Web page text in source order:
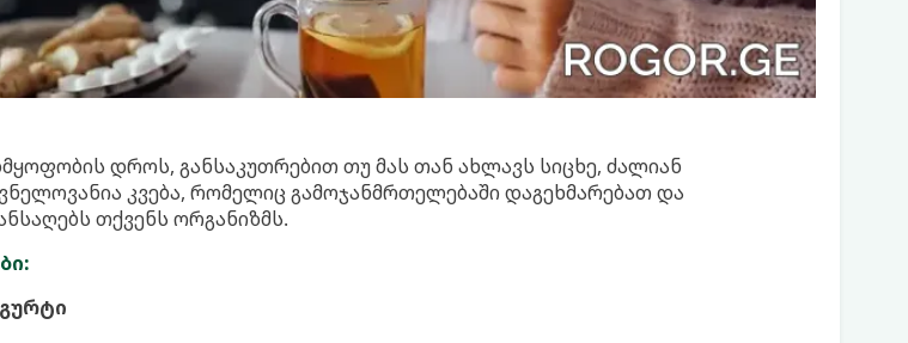
დროს, განსაკუთრებით თუ მას თან ახლავს სიცხე, ძალიან
კვება, რომელიც გამოჯანმრთელებაში დაგეხმარებათ და
თქვენს ორგანიზმს.